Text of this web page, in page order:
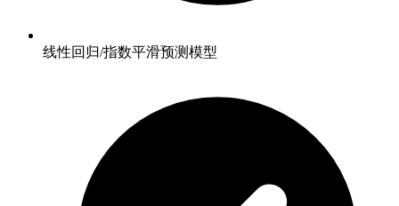
线性回归/指数平滑预测模型